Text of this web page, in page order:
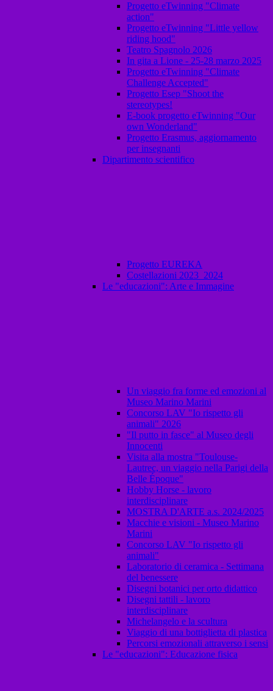
Progetto eTwinning "Climate
action"
Progetto eTwinning "Little yellow
riding hood"
Teatro Spagnolo 2026
In gita a Lione - 25-28 marzo 2025
Progetto eTwinning "Climate
Challenge Accepted"
Progetto Esep "Shoot the
stereotypes!
E-book progetto eTwinning "Our
own Wonderland"
Progetto Erasmus, aggiornamento
per insegnanti
Dipartimento scientifico
Progetto EUREKA
Costellazioni 2023_2024
Le "educazioni": Arte e Immagine
Un viaggio fra forme ed emozioni al
Museo Marino Marini
Concorso LAV "Io rispetto gli
animali" 2026
"Il putto in fasce" al Museo degli
Innocenti
Visita alla mostra "Toulouse-
Lautrec, un viaggio nella Parigi della
Belle Époque"
Hobby Horse - lavoro
interdisciplinare
MOSTRA D'ARTE a.s. 2024/2025
Macchie e visioni - Museo Marino
Marini
Concorso LAV "Io rispetto gli
animali"
Laboratorio di ceramica - Settimana
del benessere
Disegni botanici per orto didattico
Disegni tattili - lavoro
interdisciplinare
Michelangelo e la scultura
Viaggio di una bottiglietta di plastica
Percorsi emozionali attraverso i sensi
Le "educazioni": Educazione fisica